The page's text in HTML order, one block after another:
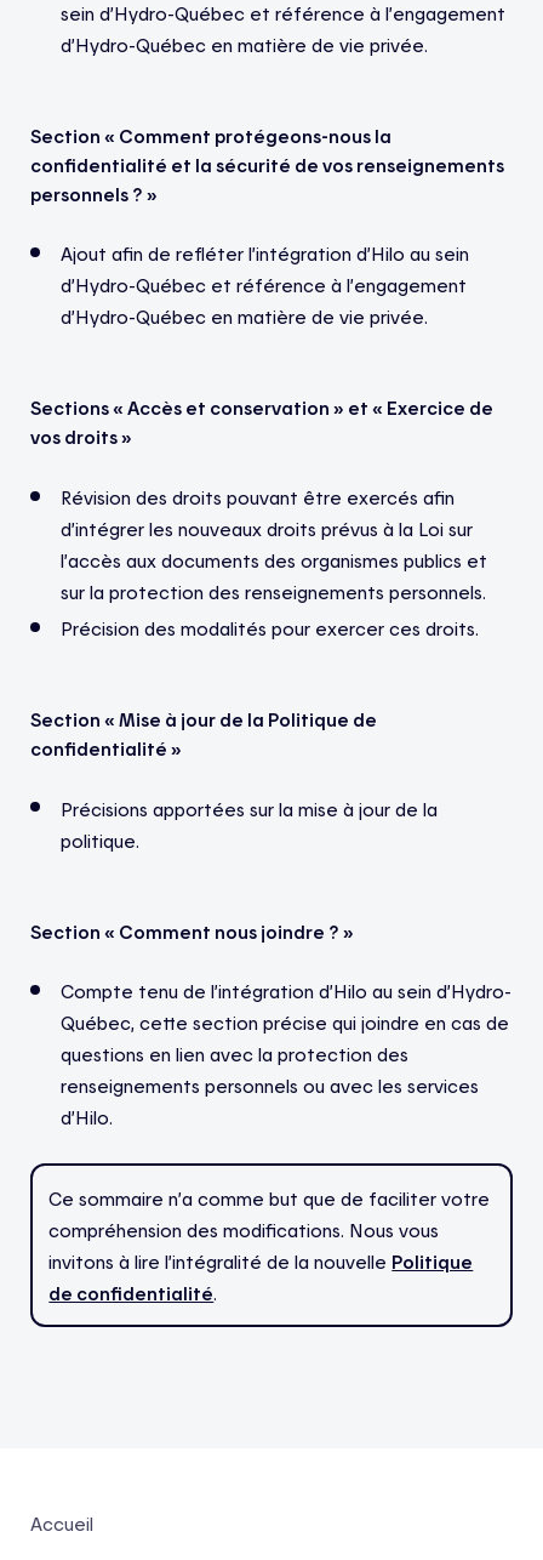
sein d’Hydro-Québec et référence à l’engagement
d’Hydro-Québec en matière de vie privée.
Section « Comment protégeons-nous la
confidentialité et la sécurité de vos renseignements
personnels ? »
Ajout afin de refléter l’intégration d’Hilo au sein
d’Hydro-Québec et référence à l’engagement
d’Hydro-Québec en matière de vie privée.
Sections « Accès et conservation » et « Exercice de
vos droits »
Révision des droits pouvant être exercés afin
d’intégrer les nouveaux droits prévus à la Loi sur
l’accès aux documents des organismes publics et
sur la protection des renseignements personnels.
Précision des modalités pour exercer ces droits.
Section « Mise à jour de la Politique de
confidentialité »
Précisions apportées sur la mise à jour de la
politique.
Section « Comment nous joindre ? »
Compte tenu de l’intégration d’Hilo au sein d’Hydro-
Québec, cette section précise qui joindre en cas de
questions en lien avec la protection des
renseignements personnels ou avec les services
d’Hilo.
Ce sommaire n’a comme but que de faciliter votre
compréhension des modifications. Nous vous
invitons à lire l’intégralité de la nouvelle Politique
de confidentialité.
Accueil